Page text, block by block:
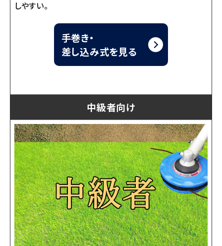
しやすい。
手巻き・
差し込み式を見る
中級者向け